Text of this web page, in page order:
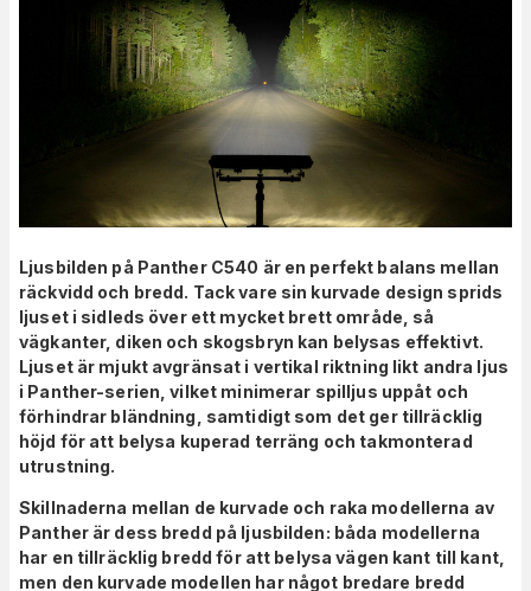
Ljusbilden på Panther C540 är en perfekt balans mellan
räckvidd och bredd. Tack vare sin kurvade design sprids
ljuset i sidleds över ett mycket brett område, så
vägkanter, diken och skogsbryn kan belysas effektivt.
Ljuset är mjukt avgränsat i vertikal riktning likt andra ljus
i Panther-serien, vilket minimerar spilljus uppåt och
förhindrar bländning, samtidigt som det ger tillräcklig
höjd för att belysa kuperad terräng och takmonterad
utrustning.
Skillnaderna mellan de kurvade och raka modellerna av
Panther är dess bredd på ljusbilden: båda modellerna
har en tillräcklig bredd för att belysa vägen kant till kant,
men den kurvade modellen har något bredare bredd